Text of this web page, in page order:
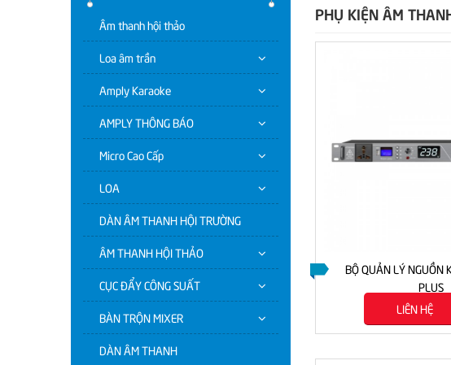
PHỤ KIỆN ÂM
BỘ QUẢN LÝ NGUỒN
PLUS
LIÊN HỆ
Âm thanh hội thảo
Loa âm trần
Amply Karaoke
AMPLY THÔNG BÁO
Micro Cao Cấp
LOA
DÀN ÂM THANH HỘI TRƯỜNG
ÂM THANH HỘI THẢO
CỤC ĐẨY CÔNG SUẤT
BÀN TRỘN MIXER
DÀN ÂM THANH